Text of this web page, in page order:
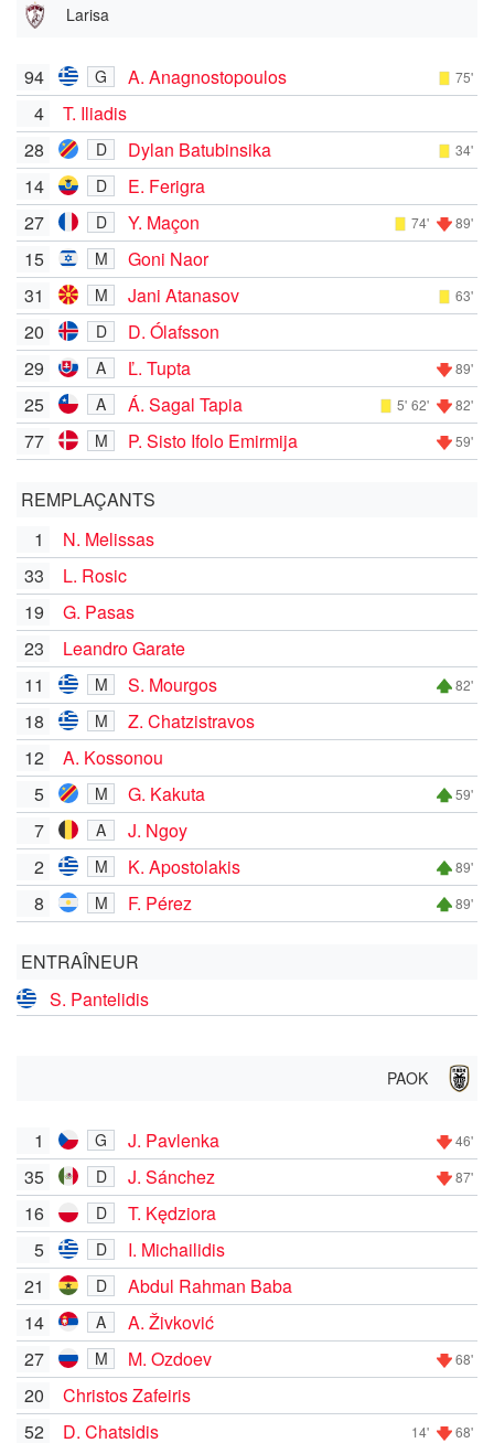
Larisa
94 G A. Anagnostopoulos 75'
4
T. Iliadis
28
D Dylan Batubinsika 34'
14 D
E. Ferigra
27
D Y. Maçon 74' 89'
15 M
Goni Naor
31
M Jani Atanasov 63'
20 D
D. Ólafsson
29
A Ľ. Tupta 89'
25 A Á. Sagal Tapia 5' 62' 82'
77 M P. Sisto Ifolo Emirmija 59'
REMPLAÇANTS
1
N. Melissas
33
L. Rosic
19
G. Pasas
23
Leandro Garate
11
M S. Mourgos 82'
18 M
Z. Chatzistravos
12
A. Kossonou
5
M G. Kakuta 59'
7 A
J. Ngoy
2
M K. Apostolakis 89'
8 M F. Pérez 89'
ENTRAÎNEUR
S. Pantelidis
PAOK
1 G J. Pavlenka 46'
35 D J. Sánchez 87'
16 D
T. Kędziora
5
D
I. Michailidis
21
D
Abdul Rahman Baba
14
A
A. Živković
27
M M. Ozdoev 68'
20
Christos Zafeiris
52
D. Chatsidis 14' 68'